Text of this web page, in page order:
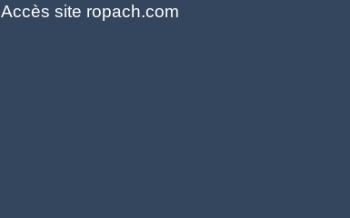
Accès site ropach.com